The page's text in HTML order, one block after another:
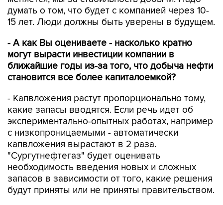
думать о том, что будет с компанией через 10-
15 лет. Люди должны быть уверены в будущем.
- А как Вы оцениваете - насколько кратно
могут вырасти инвестиции компании в
ближайшие годы из-за того, что добыча нефти
становится все более капиталоемкой?
- Капвложения растут пропорционально тому,
какие запасы вводятся. Если речь идет об
экспериментально-опытных работах, например
с низкопроницаемыми - автоматически
капвложения вырастают в 2 раза.
"Сургутнефтегаз" будет оценивать
необходимость введения новых и сложных
запасов в зависимости от того, какие решения
будут приняты или не приняты правительством.